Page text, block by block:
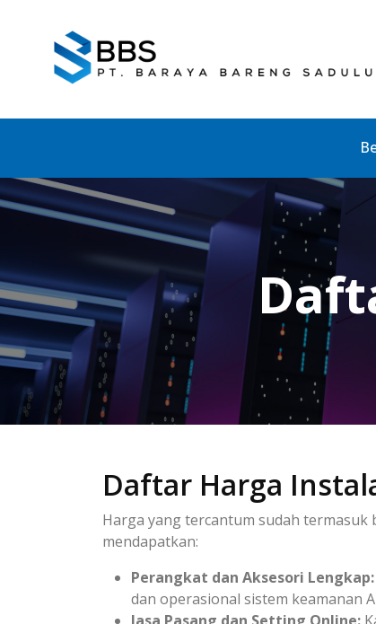
Daftar Harga
Harga yang tercantum sudah termasuk
mendapatkan:
Perangkat dan Aksesori Lengkap:
dan operasional sistem keamanan